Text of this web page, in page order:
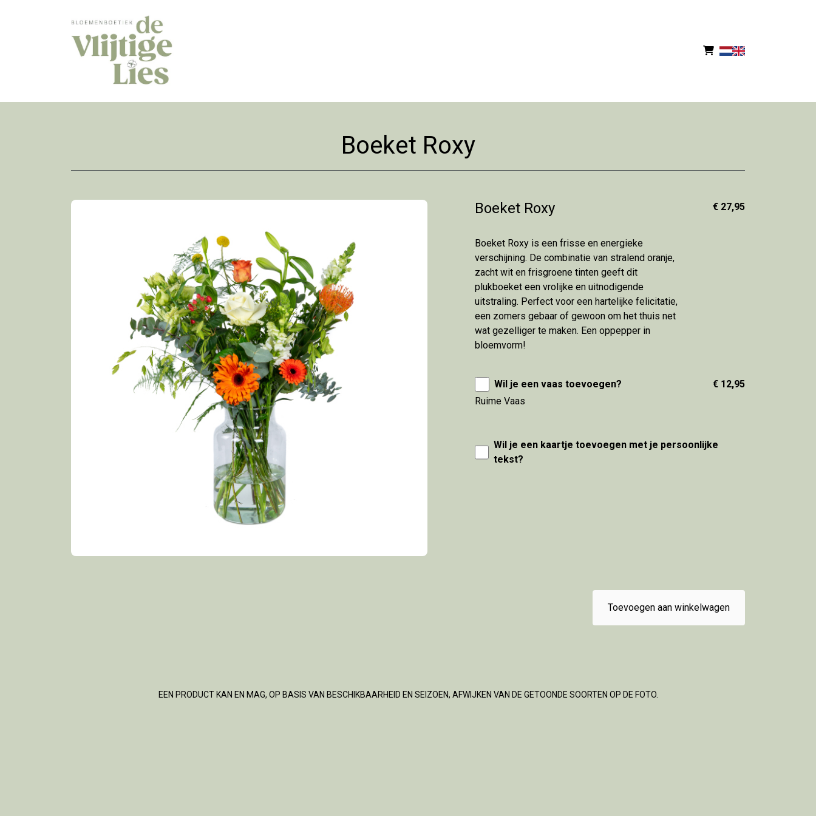
Boeket Roxy
Boeket Roxy
Boeket Roxy is een frisse en energieke
verschijning. De combinatie van stralend oranje,
zacht wit en frisgroene tinten geeft dit
plukboeket een vrolijke en uitnodigende
uitstraling. Perfect voor een hartelijke felicitatie,
een zomers gebaar of gewoon om het thuis net
wat gezelliger te maken. Een oppepper in
bloemvorm!
€ 27,95
Wil je een vaas toevoegen?
Ruime Vaas
€ 12,95
Wil je een kaartje toevoegen met je persoonlijke
tekst?
Toevoegen aan winkelwagen
EEN PRODUCT KAN EN MAG, OP BASIS VAN BESCHIKBAARHEID EN SEIZOEN, AFWIJKEN VAN DE GETOONDE SOORTEN OP DE FOTO.